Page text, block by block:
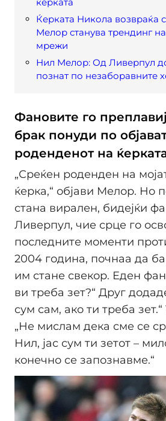
Ќерката Никола возвраќа
Мелор станува трендинг
мрежи
Нил Мелор: Од Ливерпул
познат по незаборавните
Фановите го
брак понуди по
роденденот на
„Среќен роденден на
ќерка,“ објави Мелор. Но
стана вирален, бидејќи
Ливерпул, чие срце го
последните моменти
2004 година, почнаа да
им стане свекор. Еден
ви треба зет?“ Друг
сум сам, ако ти треба
„Не мислам дека сме се
Нил, јас сум ти зетот –
конечно се запознавме.“